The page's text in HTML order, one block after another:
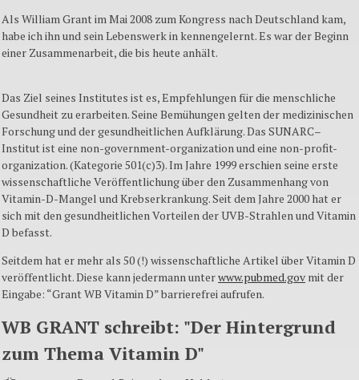
Als William Grant im Mai 2008 zum Kongress nach Deutschland kam,
habe ich ihn und sein Lebenswerk in kennengelernt. Es war der Beginn
einer Zusammenarbeit, die bis heute anhält.
Das Ziel seines Institutes ist es, Empfehlungen für die menschliche
Gesundheit zu erarbeiten. Seine Bemühungen gelten der medizinischen
Forschung und der gesundheitlichen Aufklärung. Das SUNARC–
Institut ist eine non-government-organization und eine non-profit-
organization. (Kategorie 501(c)3).Im Jahre 1999 erschien seine erste
wissenschaftliche Veröffentlichung über den Zusammenhang von
Vitamin-D-Mangel und Krebserkrankung. Seit dem Jahre 2000 hat er
sich mit den gesundheitlichen Vorteilen der UVB-Strahlen und Vitamin
D befasst.
Seitdem hat er mehr als 50 (!) wissenschaftliche Artikel über Vitamin D
veröffentlicht. Diese kann jedermann unterwww.pubmed.gov mit der
Eingabe: “Grant WB Vitamin D” barrierefrei aufrufen.
WB GRANT schreibt: "Der Hintergrund
zum Thema Vitamin D"